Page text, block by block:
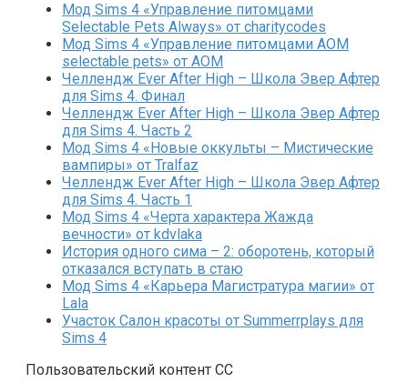
Мод Sims 4 «Управление питомцами
Selectable Pets Always» от charitycodes
Мод Sims 4 «Управление питомцами AOM
selectable pets» от AOM
Челлендж Ever After High – Школа Эвер Афтер
для Sims 4. Финал
Челлендж Ever After High – Школа Эвер Афтер
для Sims 4. Часть 2
Мод Sims 4 «Новые оккульты – Мистические
вампиры» от Tralfaz
Челлендж Ever After High – Школа Эвер Афтер
для Sims 4. Часть 1
Мод Sims 4 «Черта характера Жажда
вечности» от kdvlaka
История одного сима – 2: оборотень, который
отказался вступать в стаю
Мод Sims 4 «Карьера Магистратура магии» от
Lala
Участок Салон красоты от Summerrplays для
Sims 4
Пользовательский контент СС